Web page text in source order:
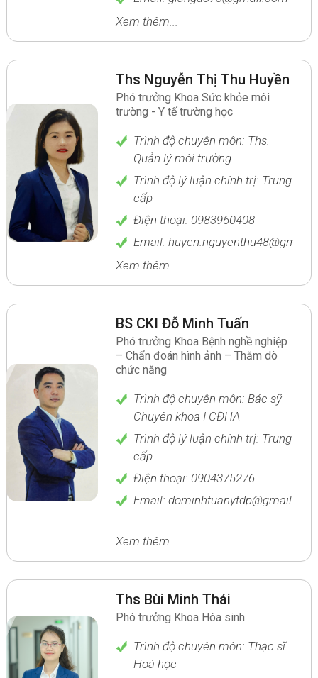
Xem thêm...
Ths Nguyễn Thị Thu Huyền
Phó trưởng Khoa Sức khỏe môi
trường - Y tế trường học
Trình độ chuyên môn: Ths.
Quản lý môi trường
Trình độ lý luận chính trị: Trung
cấp
Điện thoại: 0983960408
Email:
Xem thêm...
BS CKI Đỗ Minh Tuấn
Phó trưởng Khoa Bệnh nghề nghiệp
– Chẩn đoán hình ảnh – Thăm dò
chức năng
Trình độ chuyên môn: Bác sỹ
Chuyên khoa I CĐHA
Trình độ lý luận chính trị: Trung
cấp
Điện thoại: 0904375276
Email: dominhtuanytdp@gmail.com
Xem thêm...
Ths Bùi Minh Thái
Phó trưởng Khoa Hóa sinh
Trình độ chuyên môn: Thạc sĩ
Hoá học